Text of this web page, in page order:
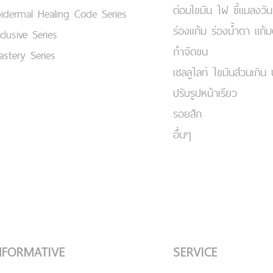
Healing Code Series
Series
Series
ต่อมไขมัน ไฝ ขี้แมลงวั
ร่องแก้ม ร่องน้ำตา แก้
กำจัดขน
เชลลูไลท์ ไขมันส่วนเกิน
ปรับรูปหน้าเรียว
รอยสัก
อื่นๆ
SERVICE